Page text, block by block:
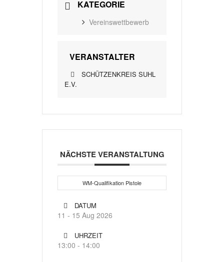
KATEGORIE
Vereinswettbewerb
VERANSTALTER
SCHÜTZENKREIS SUHL
E.V.
NÄCHSTE VERANSTALTUNG
WM-Qualifikation Pistole
DATUM
11 - 15 Aug 2026
UHRZEIT
13:00 - 14:00